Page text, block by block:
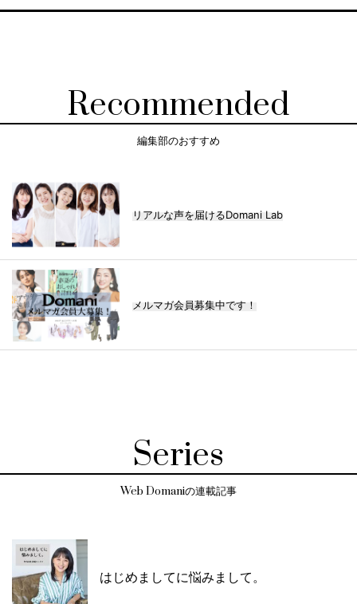
Recommended
編集部のおすすめ
リアルな声を届けるDomani Lab
メルマガ会員募集中です！
Series
Web Domaniの連載記事
はじめましてに悩みまして。